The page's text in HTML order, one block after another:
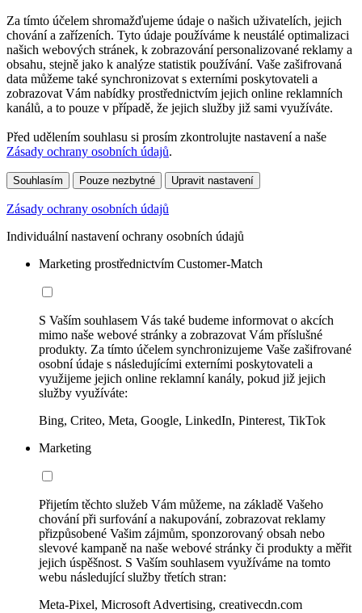
Za tímto účelem shromažďujeme údaje o našich uživatelích, jejich
chování a zařízeních. Tyto údaje používáme k neustálé optimalizaci
našich webových stránek, k zobrazování personalizované reklamy a
obsahu, stejně jako k analýze statistik používání. Vaše zašifrovaná
data můžeme také synchronizovat s externími poskytovateli a
zobrazovat Vám nabídky prostřednictvím jejich online reklamních
kanálů, a to pouze v případě, že jejich služby již sami využíváte.
Před udělením souhlasu si prosím zkontrolujte nastavení a naše
Zásady ochrany osobních údajů.
Souhlasím Pouze nezbytné Upravit nastavení
Zásady ochrany osobních údajů
Individuální nastavení ochrany osobních údajů
Marketing prostřednictvím Customer-Match
S Vaším souhlasem Vás také budeme informovat o akcích
mimo naše webové stránky a zobrazovat Vám příslušné
produkty. Za tímto účelem synchronizujeme Vaše zašifrované
osobní údaje s následujícími externími poskytovateli a
využijeme jejich online reklamní kanály, pokud již jejich
služby využíváte:
Bing, Criteo, Meta, Google, LinkedIn, Pinterest, TikTok
Marketing
Přijetím těchto služeb Vám můžeme, na základě Vašeho
chování při surfování a nakupování, zobrazovat reklamy
přizpůsobené Vašim zájmům, sponzorovaný obsah nebo
slevové kampaně na naše webové stránky či produkty a měřit
jejich úspěšnost. S Vaším souhlasem využíváme na tomto
webu následující služby třetích stran:
Meta-Pixel, Microsoft Advertising, creativecdn.com